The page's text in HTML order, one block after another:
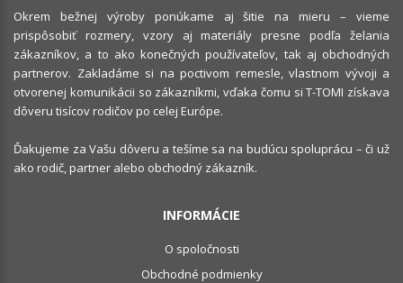
Okrem bežnej výroby ponúkame aj šitie na mieru – vieme
prispôsobiť rozmery, vzory aj materiály presne podľa želania
zákazníkov, a to ako konečných používateľov, tak aj obchodných
partnerov. Zakladáme si na poctivom remesle, vlastnom vývoji a
otvorenej komunikácii so zákazníkmi, vďaka čomu si T-TOMI získava
dôveru tisícov rodičov po celej Európe.
Ďakujeme za Vašu dôveru a tešíme sa na budúcu spoluprácu – či už
ako rodič, partner alebo obchodný zákazník.
INFORMÁCIE
O spoločnosti
Obchodné podmienky